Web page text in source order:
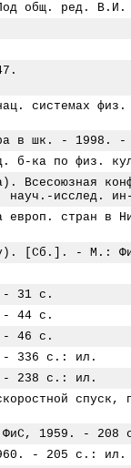
общ. ред.
системах
в шк. -
б-ка по физ.
науч.-исслед.
европ.
[Сб.]. - М.:
- 31 с.
- 44 с.
- 46 с.
- 336 с.: ил.
- 238 с.: ил.
ФиС, 1959. - 208
- 205 с.: ил.